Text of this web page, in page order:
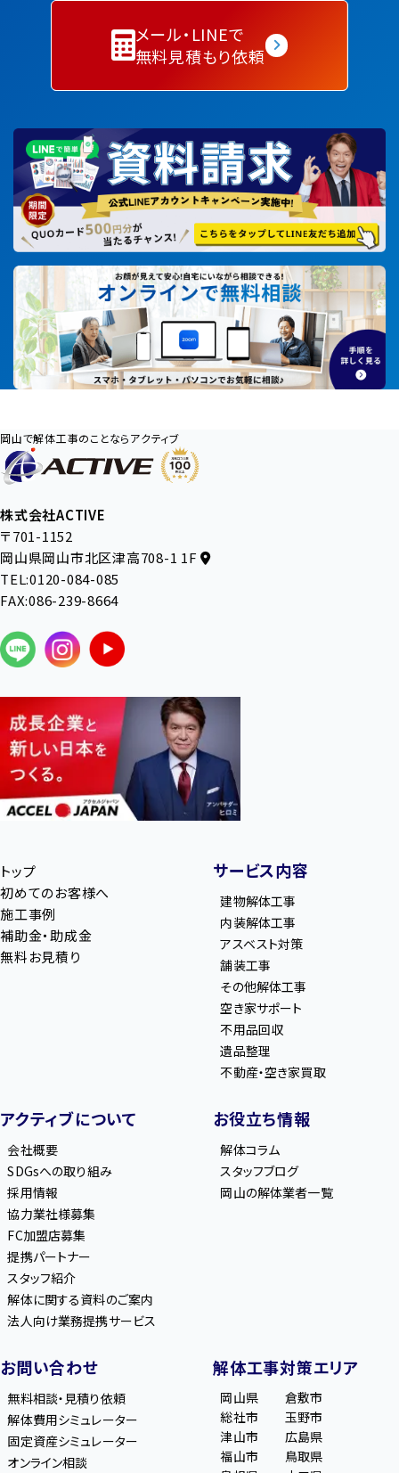
メール・LINEで
無料見積もり依頼
岡山で解体工事のことならアクティブ
株式会社ACTIVE
〒701-1152
岡山県岡山市北区津高708-1 1F
TEL:0120-084-085
FAX:086-239-8664
トップ
初めてのお客様へ
施工事例
補助金・助成金
無料お見積り
サービス内容
建物解体工事
内装解体工事
アスベスト対策
舗装工事
その他解体工事
空き家サポート
不用品回収
遺品整理
不動産・空き家買取
アクティブについて
会社概要
SDGsへの取り組み
採用情報
協力業社様募集
FC加盟店募集
提携パートナー
スタッフ紹介
解体に関する資料のご案内
法人向け業務提携サービス
お役立ち情報
解体コラム
スタッフブログ
岡山の解体業者一覧
お問い合わせ
無料相談・見積り依頼
解体費用シミュレーター
固定資産シミュレーター
オンライン相談
解体工事対策エリア
岡山県
倉敷市
総社市
玉野市
津山市
広島県
福山市
鳥取県